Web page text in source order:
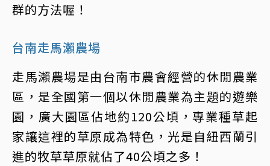
群的方法喔！
台南走馬瀨農場
走馬瀨農場是由台南市農會經營的休閒農業
區，是全國第一個以休閒農業為主題的遊樂
園，廣大園區佔地約120公頃，專業種草起
家讓這裡的草原成為特色，光是自紐西蘭引
進的牧草草原就佔了40公頃之多！